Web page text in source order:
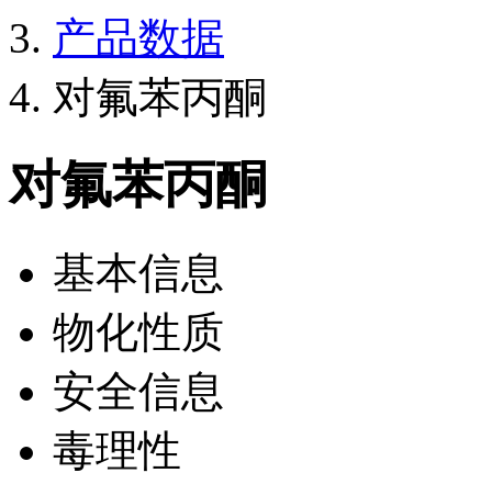
产品数据
对氟苯丙酮
对氟苯丙酮
基本信息
物化性质
安全信息
毒理性